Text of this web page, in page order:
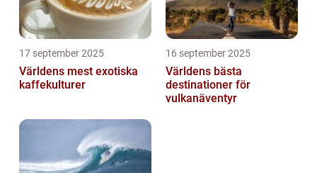
17 september 2025
Världens mest exotiska
kaffekulturer
16 september 2025
Världens bästa
destinationer för
vulkanäventyr